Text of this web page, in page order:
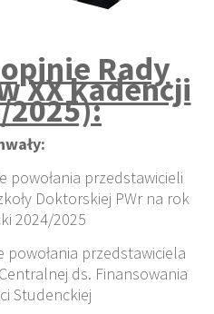
Rady
XX kadencji
2025):
powołania przedstawicieli
Doktorskiej PWr na rok
2024/2025
powołania przedstawiciela
ds. Finansowania
Studenckiej